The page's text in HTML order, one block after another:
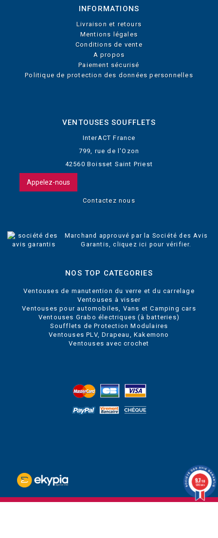
INFORMATIONS
Livraison et retours
Mentions légales
Conditions de vente
A propos
Paiement sécurisé
Politique de protection des données personnelles
VENTOUSES SOUFFLETS
InterACT France
799, rue de l'Ozon
42560 Boisset Saint Priest
Appelez-nous
Contactez nous
Marchand approuvé par la Société des Avis
Garantis,cliquez ici pour vérifier
NOS TOP CATEGORIES
Ventouses de manutention du verre et du carrelage
Ventouses à visser
Ventouses pour automobiles, Vans et Camping cars
Ventouses Grabo électriques (à batteries)
Soufflets de Protection Modulaires
Ventouses PLV, Drapeau, Kakemono
Ventouses avec crochet
9.7/10
1280 avis